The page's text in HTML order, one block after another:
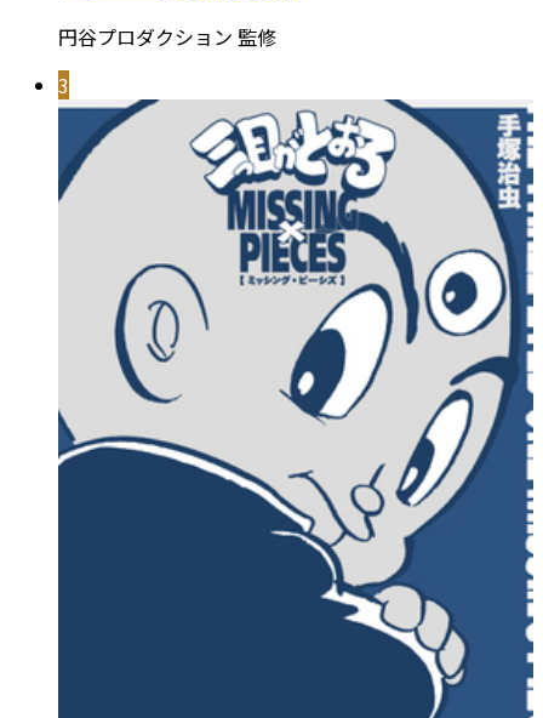
円谷プロダクション 監修
3